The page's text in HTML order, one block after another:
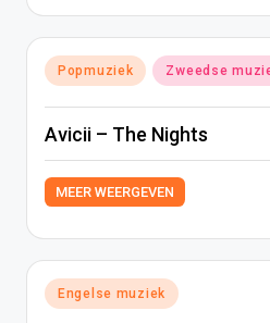
Geplaatst
in
Popmuziek Zweedse
Avicii – The Nights
MEER WEERGEVEN
Geplaatst
in
Engelse muziek